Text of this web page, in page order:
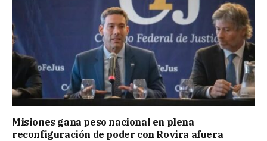
Misiones gana peso nacional en plena
reconfiguración de poder con Rovira afuera